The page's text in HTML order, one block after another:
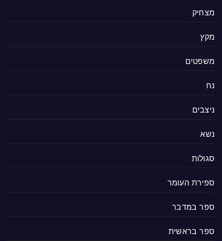
מצחיק
מקץ
משפטים
נח
ניצבים
נשא
סגולות
ספירת העומר
ספר במדבר
ספר בראשית